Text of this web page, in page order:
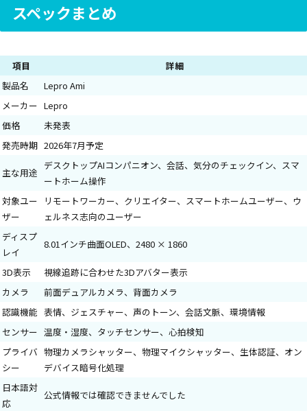
スペックまとめ
項目
詳細
製品名
Lepro Ami
メーカー Lepro
価格
未発表
発売時期 2026年7月予定
主な用途
デスクトップAIコンパニオン、会話、気分のチェックイン、スマ
ートホーム操作
対象ユー
ザー
リモートワーカー、クリエイター、スマートホームユーザー、ウ
ェルネス志向のユーザー
ディスプ
レイ
8.01インチ曲面OLED、2480 × 1860
3D表示
視線追跡に合わせた3Dアバター表示
カメラ
前面デュアルカメラ、背面カメラ
認識機能 表情、ジェスチャー、声のトーン、会話文脈、環境情報
センサー 温度・湿度、タッチセンサー、心拍検知
プライバ
シー
物理カメラシャッター、物理マイクシャッター、生体認証、オン
デバイス暗号化処理
日本語対
応
公式情報では確認できませんでした